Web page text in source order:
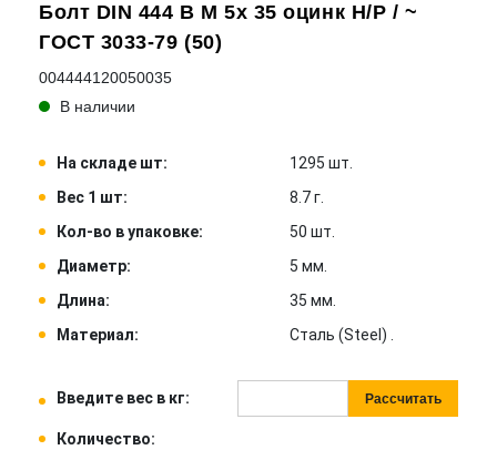
Болт DIN 444 B M 5x 35 оцинк Н/Р / ~
ГОСТ 3033-79 (50)
004444120050035
В наличии
На складе шт:
1295 шт.
Вес 1 шт:
8.7 г.
Кол-во в упаковке:
50 шт.
Диаметр:
5 мм.
Длина:
35 мм.
Материал:
Сталь (Steel) .
Введите вес в кг: Рассчитать
Количество: